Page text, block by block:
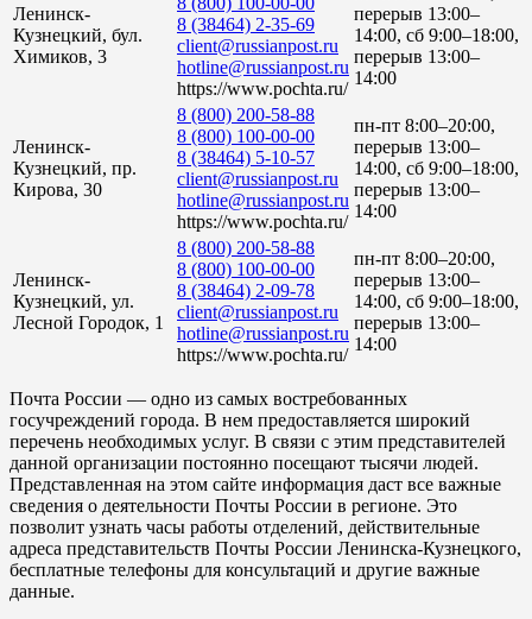
Ленинск-
Кузнецкий, бул.
Химиков, 3
8 (38464) 2-35-69
client@russianpost.ru
hotline@russianpost.ru
https://www.pochta.ru/
перерыв 13:00–
14:00, сб 9:00–18:00,
перерыв 13:00–
14:00
Ленинск-
Кузнецкий, пр.
Кирова, 30
8 (800) 200-58-88
8 (800) 100-00-00
8 (38464) 5-10-57
client@russianpost.ru
hotline@russianpost.ru
https://www.pochta.ru/
пн-пт 8:00–20:00,
перерыв 13:00–
14:00, сб 9:00–18:00,
перерыв 13:00–
14:00
Ленинск-
Кузнецкий, ул.
Лесной Городок, 1
8 (800) 200-58-88
8 (800) 100-00-00
8 (38464) 2-09-78
client@russianpost.ru
hotline@russianpost.ru
https://www.pochta.ru/
пн-пт 8:00–20:00,
перерыв 13:00–
14:00, сб 9:00–18:00,
перерыв 13:00–
14:00
Почта России — одно из самых востребованных
госучреждений города. В нем предоставляется широкий
перечень необходимых услуг. В связи с этим представителей
данной организации постоянно посещают тысячи людей.
Представленная на этом сайте информация даст все важные
сведения о деятельности Почты России в регионе. Это
позволит узнать часы работы отделений, действительные
адреса представительств Почты России Ленинска-Кузнецкого,
бесплатные телефоны для консультаций и другие важные
данные.